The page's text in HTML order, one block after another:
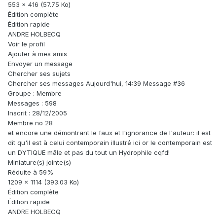
553 x 416 (57.75 Ko)
Édition complète
Édition rapide
ANDRE HOLBECQ
Voir le profil
Ajouter à mes amis
Envoyer un message
Chercher ses sujets
Chercher ses messages Aujourd'hui, 14:39 Message #36
Groupe : Membre
Messages : 598
Inscrit : 28/12/2005
Membre no 28
et encore une démontrant le faux et l'ignorance de l'auteur: il est
dit qu'il est à celui contemporain illustré ici or le contemporain est
un DYTIQUE mâle et pas du tout un Hydrophile cqfd!
Miniature(s) jointe(s)
Réduite à 59%
1209 x 1114 (393.03 Ko)
Édition complète
Édition rapide
ANDRE HOLBECQ